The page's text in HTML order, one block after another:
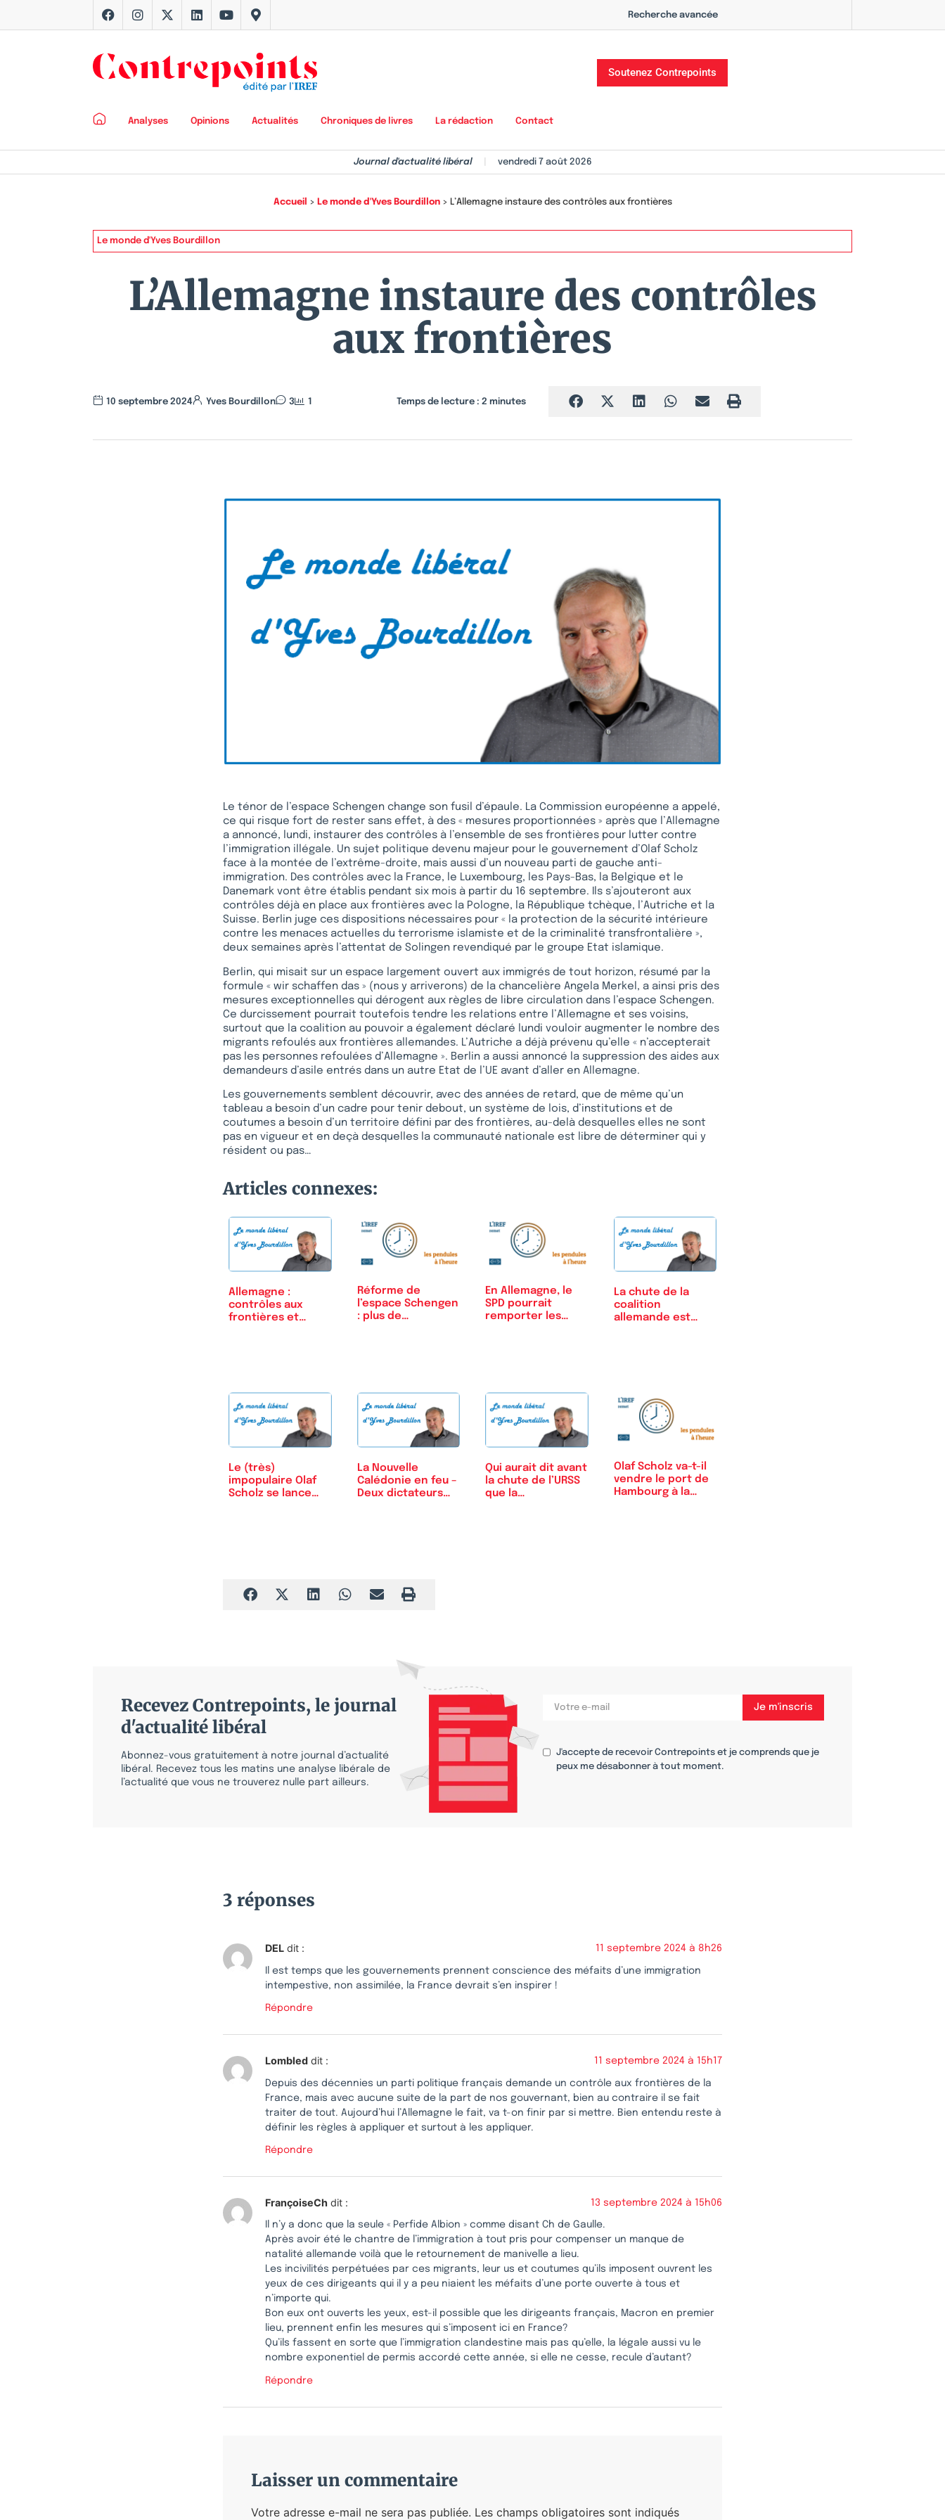
Recherche avancée
Soutenez Contrepoints
Analyses Opinions Actualités Chroniques de livres La rédaction Contact
Journal d'actualité libéral vendredi 7 août 2026
Accueil > Le monde d'Yves Bourdillon> L’Allemagne instaure des contrôles aux frontières
Le monde d'Yves Bourdillon
L’Allemagne instaure des contrôles
aux frontières
10 septembre 2024 Yves Bourdillon 3 1 Temps de lecture : 2 minutes
Le ténor de l’espace Schengen change son fusil d’épaule. La Commission européenne a appelé,
ce qui risque fort de rester sans effet, à des « mesures proportionnées » après que l’Allemagne
a annoncé, lundi, instaurer des contrôles à l’ensemble de ses frontières pour lutter contre
l’immigration illégale. Un sujet politique devenu majeur pour le gouvernement d’Olaf Scholz
face à la montée de l’extrême-droite, mais aussi d’un nouveau parti de gauche anti-
immigration. Des contrôles avec la France, le Luxembourg, les Pays-Bas, la Belgique et le
Danemark vont être établis pendant six mois à partir du 16 septembre. Ils s’ajouteront aux
contrôles déjà en place aux frontières avec la Pologne, la République tchèque, l’Autriche et la
Suisse. Berlin juge ces dispositions nécessaires pour « la protection de la sécurité intérieure
contre les menaces actuelles du terrorisme islamiste et de la criminalité transfrontalière »,
deux semaines après l’attentat de Solingen revendiqué par le groupe Etat islamique.
Berlin, qui misait sur un espace largement ouvert aux immigrés de tout horizon, résumé par la
formule « wir schaffen das » (nous y arriverons) de la chancelière Angela Merkel, a ainsi pris des
mesures exceptionnelles qui dérogent aux règles de libre circulation dans l’espace Schengen.
Ce durcissement pourrait toutefois tendre les relations entre l’Allemagne et ses voisins,
surtout que la coalition au pouvoir a également déclaré lundi vouloir augmenter le nombre des
migrants refoulés aux frontières allemandes. L’Autriche a déjà prévenu qu’elle « n’accepterait
pas les personnes refoulées d’Allemagne ». Berlin a aussi annoncé la suppression des aides aux
demandeurs d’asile entrés dans un autre Etat de l’UE avant d’aller en Allemagne.
Les gouvernements semblent découvrir, avec des années de retard, que de même qu’un
tableau a besoin d’un cadre pour tenir debout, un système de lois, d’institutions et de
coutumes a besoin d’un territoire défini par des frontières, au-delà desquelles elles ne sont
pas en vigueur et en deçà desquelles la communauté nationale est libre de déterminer qui y
résident ou pas…
Articles connexes:
Allemagne :
contrôles aux
frontières et
Réforme de
l’espace Schengen
: plus de
En Allemagne, le
SPD pourrait
remporter les…
La chute de la
coalition
allemande est
Le (très)
impopulaire Olaf
Scholz se lance
La Nouvelle
Calédonie en feu –
Deux dictateurs
Qui aurait dit avant
la chute de l’URSS
que la…
Olaf Scholz va-t-il
vendre le port de
Hambourg à la
Recevez Contrepoints, le journal
d'actualité libéral
Abonnez-vous gratuitement à notre journal d’actualité
libéral. Recevez tous les matins une analyse libérale de
l’actualité que vous ne trouverez nulle part ailleurs.
J'accepte de recevoir Contrepoints et je comprends que je
peux me désabonner à tout moment.
3 réponses
DEL dit : 11 septembre 2024 à 8h26
Il est temps que les gouvernements prennent conscience des méfaits d’une immigration
intempestive, non assimilée, la France devrait s’en inspirer !
Répondre
Lombled dit : 11 septembre 2024 à 15h17
Depuis des décennies un parti politique français demande un contrôle aux frontières de la
France, mais avec aucune suite de la part de nos gouvernant, bien au contraire il se fait
traiter de tout. Aujourd’hui l’Allemagne le fait, va t-on finir par si mettre. Bien entendu reste à
définir les règles à appliquer et surtout à les appliquer.
Répondre
FrançoiseCh dit : 13 septembre 2024 à 15h06
Il n’y a donc que la seule « Perfide Albion » comme disant Ch de Gaulle.
Après avoir été le chantre de l’immigration à tout pris pour compenser un manque de
natalité allemande voilà que le retournement de manivelle a lieu.
Les incivilités perpétuées par ces migrants, leur us et coutumes qu’ils imposent ouvrent les
yeux de ces dirigeants qui il y a peu niaient les méfaits d’une porte ouverte à tous et
n’importe qui.
Bon eux ont ouverts les yeux, est-il possible que les dirigeants français, Macron en premier
lieu, prennent enfin les mesures qui s’imposent ici en France?
Qu’ils fassent en sorte que l’immigration clandestine mais pas qu’elle, la légale aussi vu le
nombre exponentiel de permis accordé cette année, si elle ne cesse, recule d’autant?
Répondre
Laisser un commentaire
Votre adresse e-mail ne sera pas publiée. Les champs obligatoires sont indiqués